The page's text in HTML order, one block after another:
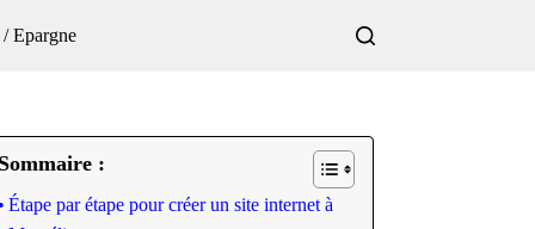
Epargne
Sommaire :
Étape par étape pour créer un site internet à